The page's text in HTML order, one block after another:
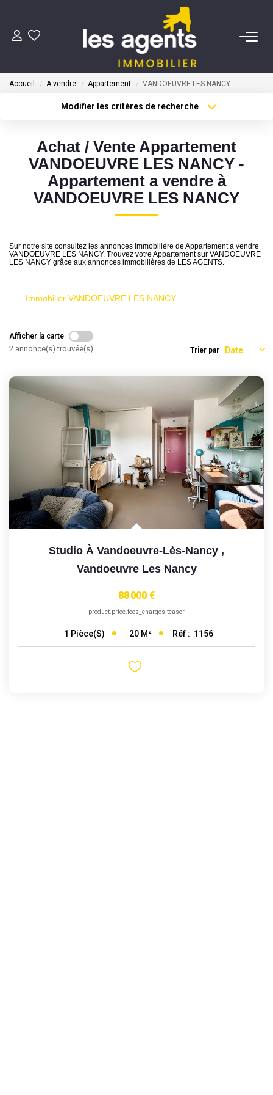
ACHETER
CONTACT
ESTIMATION
Accueil A vendre Appartement VANDOEUVRE LES NANCY
Modifier les critères de recherche
Type de bien
Surface min
Budget max Plus de critères
Achat / Vente Appartement
VANDOEUVRE LES NANCY -
Appartement a vendre à
VANDOEUVRE LES NANCY
Sur notre site consultez les annonces immobilière de Appartement à vendre
VANDOEUVRE LES NANCY. Trouvez votre Appartement sur VANDOEUVRE
LES NANCY grâce aux annonces immobilières de LES AGENTS.
Immobilier VANDOEUVRE LES NANCY
Afficher la carte
2 annonce(s) trouvée(s) Trier par
Studio À Vandoeuvre-Lès-Nancy ,
Vandoeuvre Les Nancy
88 000 €
product.price.fees_charges.teaser
1 Pièce(s) 20 M² Réf : 1156